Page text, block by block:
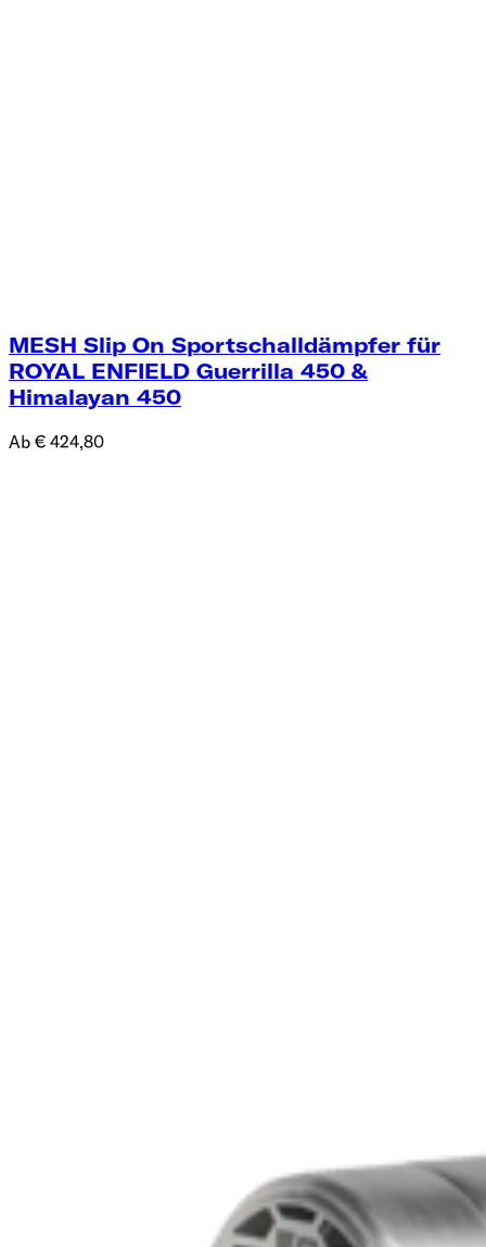
MESH Slip On Sportschalldämpfer für
ROYAL ENFIELD Guerrilla 450 &
Himalayan 450
Ab € 424,80